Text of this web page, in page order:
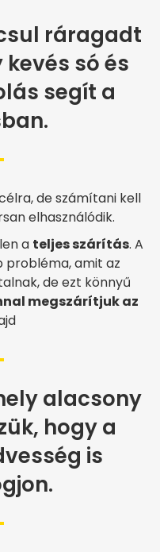
ráragadt
só és
segít a
de számítani kell
elhasználódik.
a teljes szárítás. A
probléma, amit az
de ezt könnyű
megszárítjuk az
alacsony
hogy a
is